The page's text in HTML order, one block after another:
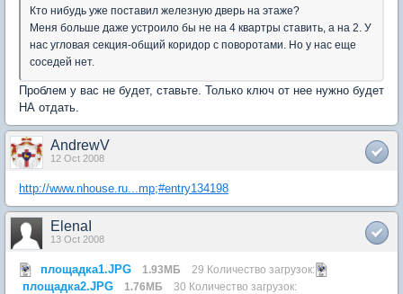
Кто нибудь уже поставил железную дверь на этаже?
Меня больше даже устроило бы не на 4 квартры ставить, а на 2. У
нас угловая секция-общий коридор с поворотами. Но у нас еще
соседей нет.
Проблем у вас не будет, ставьте. Только ключ от нее нужно будет
НА отдать.
AndrewV
12 Oct 2008
http://www.nhouse.ru...mp;#entry134198
ElenaI
13 Oct 2008
площадка1.JPG 1.93МБ 29 Количество загрузок:
площадка2.JPG 1.76МБ 30 Количество загрузок: